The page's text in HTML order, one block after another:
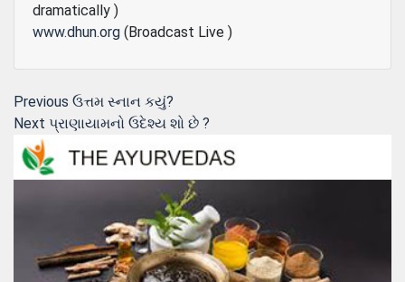
dramatically )
www.dhun.org (Broadcast Live )
Post
navigation
Previous Previous
post:
ઉત્તમ સ્નાન કયું?
Next Next
પ્રાણાયામનો ઉદેશ્ય શો છે ?